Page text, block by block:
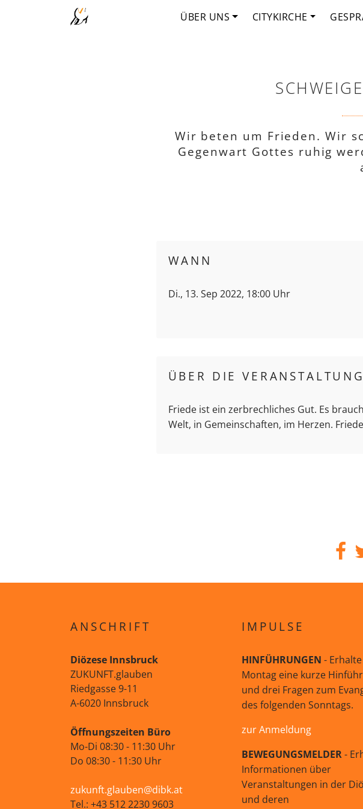
ÜBER UNS CITYKIRCHE
Wir beten um Frieden. Wir
Gegenwart Gottes ruhig
WANN
Di., 13. Sep 2022, 18:00 Uhr
ÜBER DIE VERANSTALTUNG
Friede ist ein zerbrechliches Gut. Es
Welt, in Gemeinschaften, im Herzen.
ANSCHRIFT
Diözese Innsbruck
ZUKUNFT.glauben
Riedgasse 9-11
A-6020 Innsbruck
Öffnungszeiten Büro
Mo-Di 08:30 - 11:30 Uhr
Do 08:30 - 11:30 Uhr
zukunft.glauben@dibk.at
Tel.: +43 512 2230 9603
IMPULSE
HINFÜHRUNGEN -
Montag eine kurze
und drei Fragen zum
des folgenden Sonntags.
zur Anmeldung
BEWEGUNGSMELDER-
Informationen über
Veranstaltungen in der
und deren